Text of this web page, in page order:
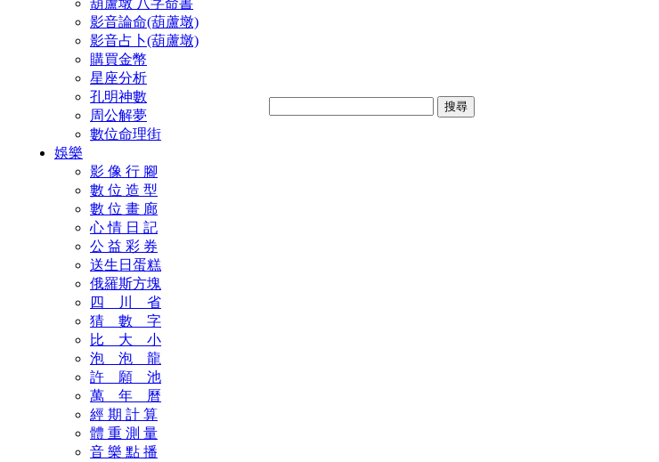
葫蘆墩 八字命書
影音論命(葫蘆墩)
影音占卜(葫蘆墩)
購買金幣
星座分析
孔明神數
周公解夢
數位命理街
娛樂
影 像 行 腳
數 位 造 型
數 位 畫 廊
心 情 日 記
公 益 彩 券
送生日蛋糕
俄羅斯方塊
四 川 省
猜 數 字
比 大 小
泡 泡 龍
許 願 池
萬 年 曆
經 期 計 算
體 重 測 量
音 樂 點 播